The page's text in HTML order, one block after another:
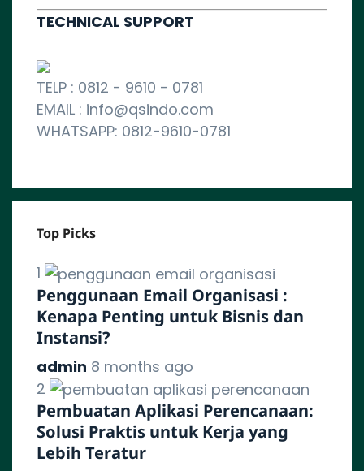
TECHNICAL SUPPORT
TELP : 0812 - 9610 - 0781
EMAIL : info@qsindo.com
WHATSAPP: 0812-9610-0781
Top Picks
1
Penggunaan Email Organisasi :
Kenapa Penting untuk Bisnis dan
Instansi?
admin 8 months ago
2
Pembuatan Aplikasi Perencanaan:
Solusi Praktis untuk Kerja yang
Lebih Teratur